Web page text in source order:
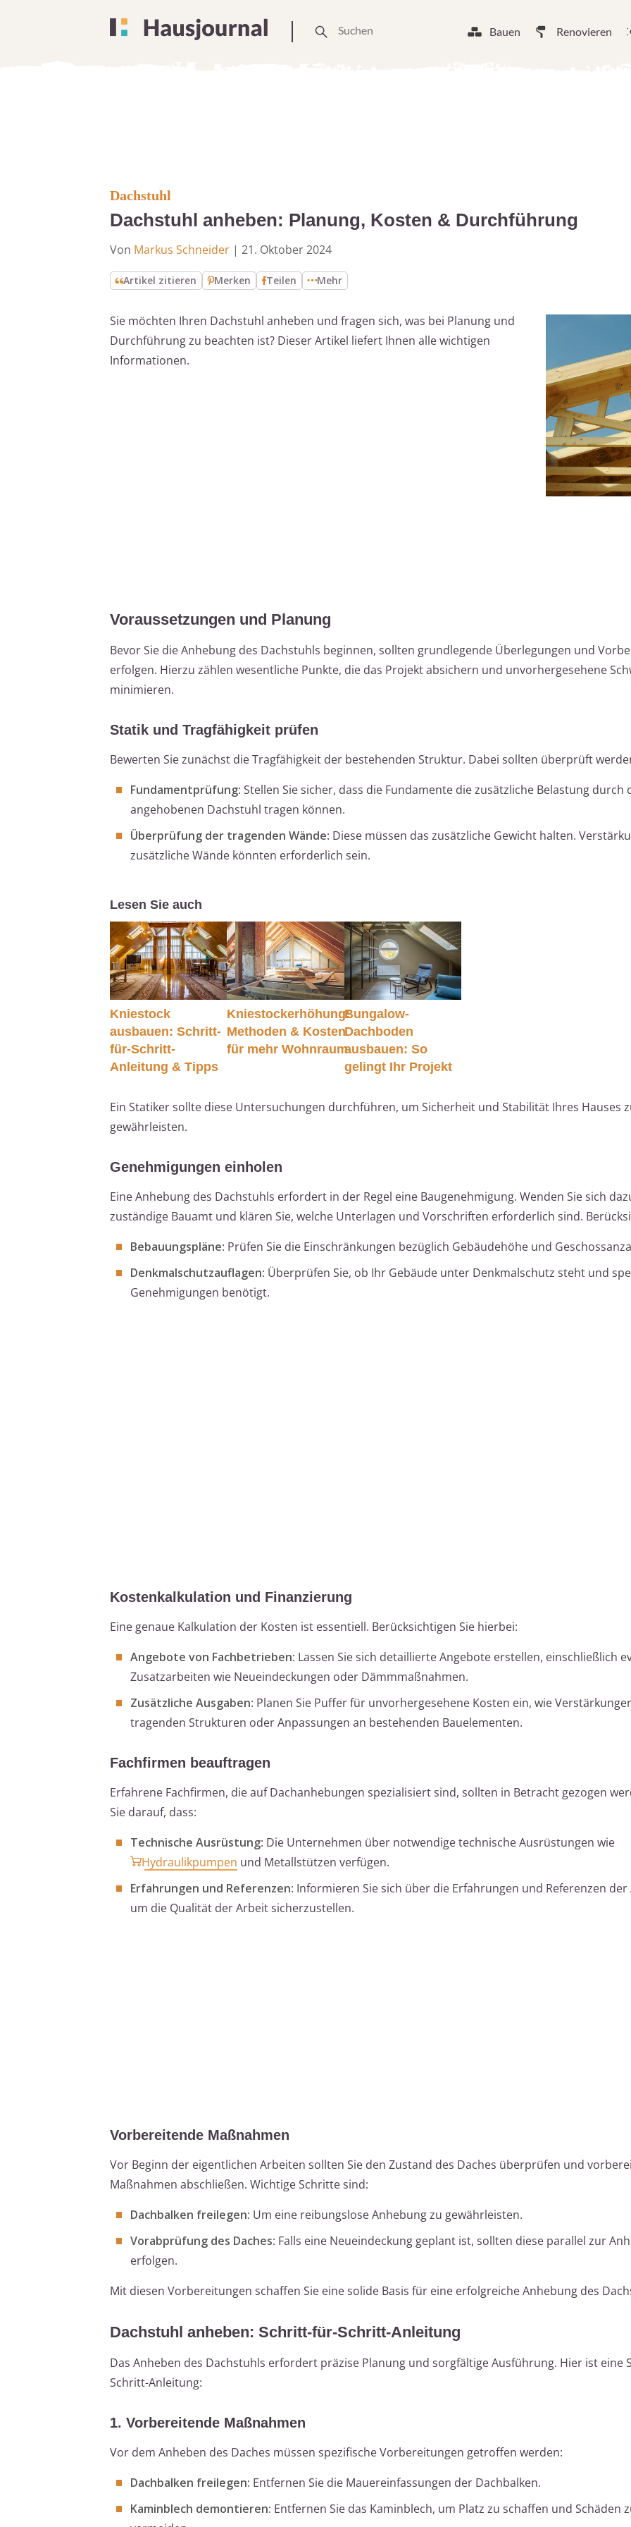
Bauen Renovieren
Dachstuhl
Dachstuhl anheben: Planung, Kosten & Durchführung
Von Markus Schneider | 21. Oktober 2024
Artikel zitieren Merken Teilen Mehr
Sie möchten Ihren Dachstuhl anheben und fragen sich, was bei Planung und
Durchführung zu beachten ist? Dieser Artikel liefert Ihnen alle wichtigen
Informationen.
Voraussetzungen und Planung
Bevor Sie die Anhebung des Dachstuhls beginnen, sollten grundlegende Überlegungen und
erfolgen. Hierzu zählen wesentliche Punkte, die das Projekt absichern und unvorhergesehene
minimieren.
Statik und Tragfähigkeit prüfen
Bewerten Sie zunächst die Tragfähigkeit der bestehenden Struktur. Dabei sollten überprüft
Fundamentprüfung: Stellen Sie sicher, dass die Fundamente die zusätzliche Belastung durch
angehobenen Dachstuhl tragen können.
Überprüfung der tragenden Wände: Diese müssen das zusätzliche Gewicht halten.
zusätzliche Wände könnten erforderlich sein.
Lesen Sie auch
Kniestock
ausbauen: Schritt-
für-Schritt-
Anleitung & Tipps
Kniestockerhöhung:
Methoden & Kosten
für mehr Wohnraum
Bungalow-
Dachboden
ausbauen: So
gelingt Ihr Projekt
Ein Statiker sollte diese Untersuchungen durchführen, um Sicherheit und Stabilität Ihres Hauses
gewährleisten.
Genehmigungen einholen
Eine Anhebung des Dachstuhls erfordert in der Regel eine Baugenehmigung. Wenden Sie sich
zuständige Bauamt und klären Sie, welche Unterlagen und Vorschriften erforderlich sind.
Bebauungspläne: Prüfen Sie die Einschränkungen bezüglich Gebäudehöhe und
Denkmalschutzauflagen: Überprüfen Sie, ob Ihr Gebäude unter Denkmalschutz steht und
Genehmigungen benötigt.
Kostenkalkulation und Finanzierung
Eine genaue Kalkulation der Kosten ist essentiell. Berücksichtigen Sie hierbei:
Angebote von Fachbetrieben: Lassen Sie sich detaillierte Angebote erstellen, einschließlich
Zusatzarbeiten wie Neueindeckungen oder Dämmmaßnahmen.
Zusätzliche Ausgaben: Planen Sie Puffer für unvorhergesehene Kosten ein, wie
tragenden Strukturen oder Anpassungen an bestehenden Bauelementen.
Fachfirmen beauftragen
Erfahrene Fachfirmen, die auf Dachanhebungen spezialisiert sind, sollten in Betracht gezogen
Sie darauf, dass:
Technische Ausrüstung: Die Unternehmen über notwendige technische Ausrüstungen wie
Hydraulikpumpen und Metallstützen verfügen.
Erfahrungen und Referenzen: Informieren Sie sich über die Erfahrungen und Referenzen der
um die Qualität der Arbeit sicherzustellen.
Vorbereitende Maßnahmen
Vor Beginn der eigentlichen Arbeiten sollten Sie den Zustand des Daches überprüfen und
Maßnahmen abschließen. Wichtige Schritte sind:
Dachbalken freilegen: Um eine reibungslose Anhebung zu gewährleisten.
Vorabprüfung des Daches: Falls eine Neueindeckung geplant ist, sollten diese parallel zur
erfolgen.
Mit diesen Vorbereitungen schaffen Sie eine solide Basis für eine erfolgreiche Anhebung des
Dachstuhl anheben: Schritt-für-Schritt-Anleitung
Das Anheben des Dachstuhls erfordert präzise Planung und sorgfältige Ausführung. Hier ist eine
Schritt-Anleitung:
1. Vorbereitende Maßnahmen
Vor dem Anheben des Daches müssen spezifische Vorbereitungen getroffen werden:
Dachbalken freilegen: Entfernen Sie die Mauereinfassungen der Dachbalken.
Kaminblech demontieren: Entfernen Sie das Kaminblech, um Platz zu schaffen und Schäden